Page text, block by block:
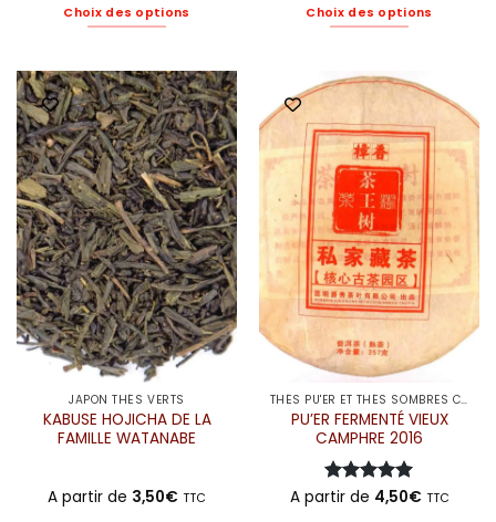
Choix des options
a
plusieurs
variations.
Les
options
peuvent
être
choisies
sur
la
page
du
produit
Choix des options
a
plusieurs
variations.
Les
options
peuvent
être
choisies
sur
la
page
du
produit
JAPON THÉS VERTS
KABUSE HOJICHA DE LA
FAMILLE WATANABE
A partir de 3,50€ TTC
THÉS PU'ER ET THÉS SOMBRES CHINE
PU’ER FERMENTÉ VIEUX
CAMPHRE 2016
Note5sur
A partir de 4,50€ TTC